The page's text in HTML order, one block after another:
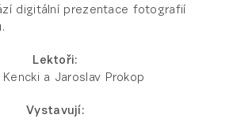
digitální prezentace fotografií
Lektoři:
Kencki a Jaroslav Prokop
Vystavují: